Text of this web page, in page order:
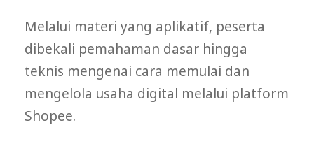
Melalui materi yang aplikatif, peserta
dibekali pemahaman dasar hingga
teknis mengenai cara memulai dan
mengelola usaha digital melalui platform
Shopee.